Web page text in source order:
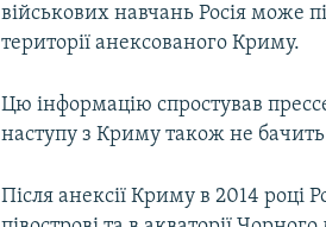
військових навчань Росія може
території анексованого Криму.
Цю інформацію спростував
наступу з Криму також не
Після анексії Криму в 2014 році